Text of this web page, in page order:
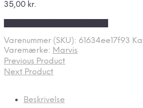
35,00 kr.
Varenummer (SKU): 61634ee17f93
Varemærke: Marvis
Previous Product
Next Product
Beskrivelse